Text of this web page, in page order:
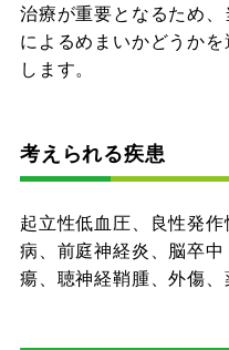
治療が重要となるため、
によるめまいかどうか
します。
考えられる疾患
起立性低血圧、良性発
病、前庭神経炎、脳卒
瘍、聴神経鞘腫、外傷